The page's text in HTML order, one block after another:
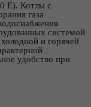
Е). Котлы с
газа
системой
и горячей
удобство при